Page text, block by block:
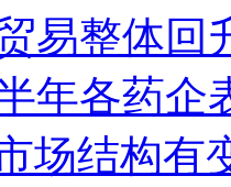
易整体回
年各药企
场结构有